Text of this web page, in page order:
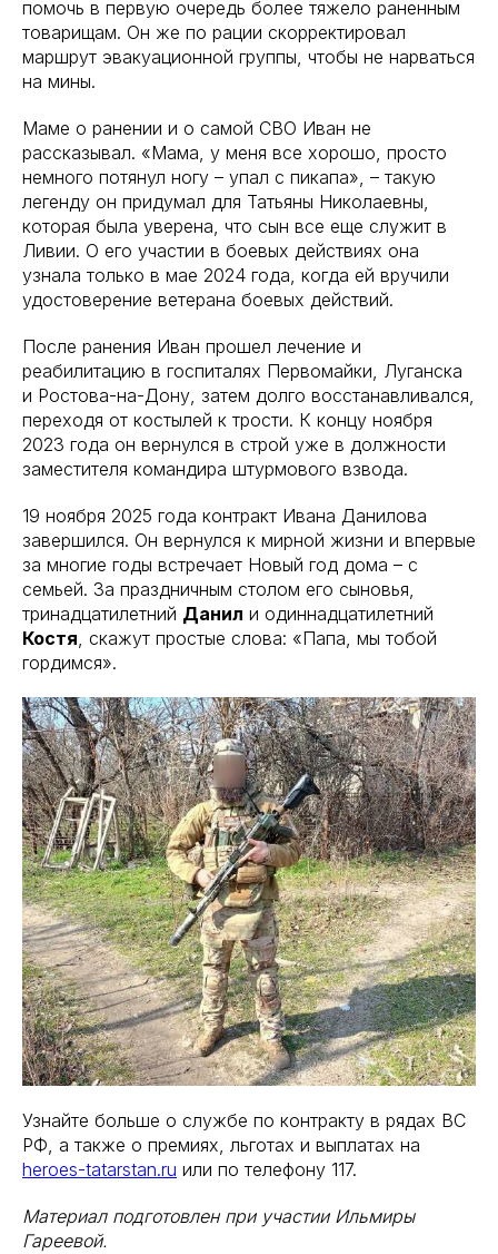
помочь в первую очередь более тяжело раненным
товарищам. Он же по рации скорректировал
маршрут эвакуационной группы, чтобы не нарваться
на мины.
Маме о ранении и о самой СВО Иван не
рассказывал. «Мама, у меня все хорошо, просто
немного потянул ногу – упал с пикапа», – такую
легенду он придумал для Татьяны Николаевны,
которая была уверена, что сын все еще служит в
Ливии. О его участии в боевых действиях она
узнала только в мае 2024 года, когда ей вручили
удостоверение ветерана боевых действий.
После ранения Иван прошел лечение и
реабилитацию в госпиталях Первомайки, Луганска
и Ростова-на-Дону, затем долго восстанавливался,
переходя от костылей к трости. К концу ноября
2023 года он вернулся в строй уже в должности
заместителя командира штурмового взвода.
19 ноября 2025 года контракт Ивана Данилова
завершился. Он вернулся к мирной жизни и впервые
за многие годы встречает Новый год дома – с
семьей. За праздничным столом его сыновья,
тринадцатилетний Данил и одиннадцатилетний
Костя , скажут простые слова: «Папа, мы тобой
гордимся».
Узнайте больше о службе по контракту в рядах ВС
РФ, а также о премиях, льготах и выплатах на
heroes-tatarstan.ru или по телефону 117.
Материал подготовлен при участии Ильмиры
Гареевой.